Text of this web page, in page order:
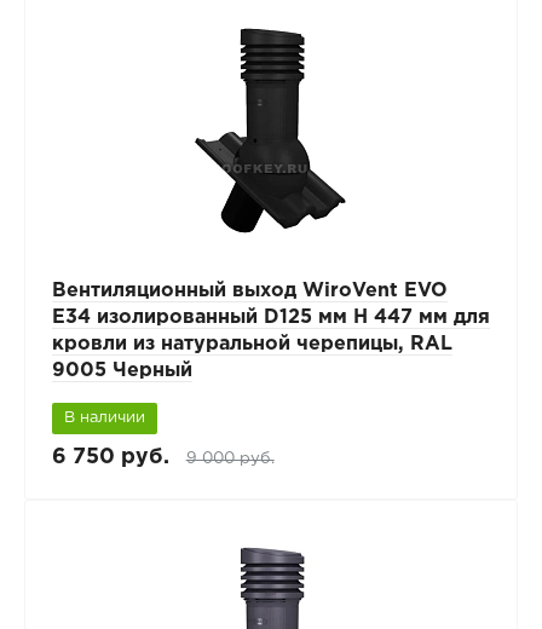
Вентиляционный выход WiroVent EVO
E34 изолированный D125 мм Н 447 мм для
кровли из натуральной черепицы, RAL
9005 Черный
В наличии
6 750 руб. 9 000 руб.